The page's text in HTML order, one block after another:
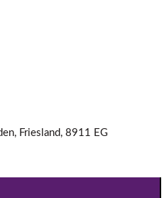
Friesland, 8911 EG